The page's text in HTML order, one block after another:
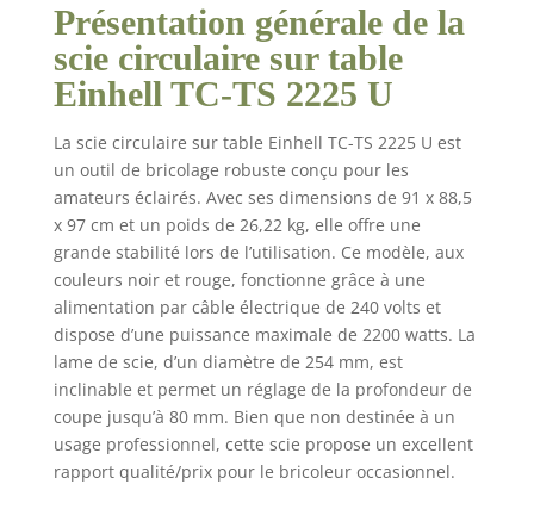
45° et de 80 mm à 90°.
La butée parallèle très
stable dotée d’un
dispositif de blocage
des deux côtés assure
des coupes
longitudinales
précises, et réaliser de
belles coupes d’angle
avec la butée d’angle
ou la lame de scie
inclinable devient un
jeu d’enfant. La butée
transversale sert
également de butée
d’angle (+/- 45°). Le
piètement stable est
conçu pour une
hauteur de travail
Présentation générale de la
scie circulaire sur table
Einhell TC-TS 2225 U
La scie circulaire sur table Einhell TC-TS 2225 U est
un outil de bricolage robuste conçu pour les
amateurs éclairés. Avec ses dimensions de 91 x 88,5
x 97 cm et un poids de 26,22 kg, elle offre une
grande stabilité lors de l’utilisation. Ce modèle, aux
couleurs noir et rouge, fonctionne grâce à une
alimentation par câble électrique de 240 volts et
dispose d’une puissance maximale de 2200 watts. La
lame de scie, d’un diamètre de 254 mm, est
inclinable et permet un réglage de la profondeur de
coupe jusqu’à 80 mm. Bien que non destinée à un
usage professionnel, cette scie propose un excellent
rapport qualité/prix pour le bricoleur occasionnel.